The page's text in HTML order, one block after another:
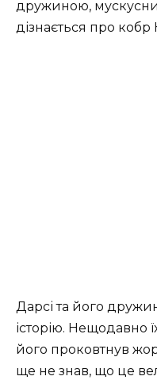
дружиною,
дізнається про кобр
Дарсі та його
історію. Нещодавно
його проковтнув
ще не знав, що це